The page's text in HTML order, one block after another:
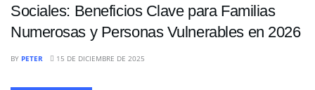
Sociales: Beneficios Clave para Familias
Numerosas y Personas Vulnerables en 2026
BY PETER 15 DE DICIEMBRE DE 2025